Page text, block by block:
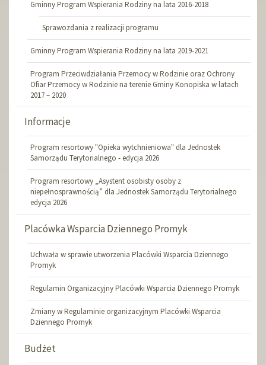
Gminny Program Wspierania Rodziny na lata 2016-2018
Sprawozdania z realizacji programu
Gminny Program Wspierania Rodziny na lata 2019-2021
Program Przeciwdziałania Przemocy w Rodzinie oraz Ochrony
Ofiar Przemocy w Rodzinie na terenie Gminy Konopiska w latach
2017 – 2020
Informacje
Program resortowy "Opieka wytchnieniowa" dla Jednostek
Samorządu Terytorialnego - edycja 2026
Program resortowy „Asystent osobisty osoby z
niepełnosprawnością” dla Jednostek Samorządu Terytorialnego
edycja 2026
Placówka Wsparcia Dziennego Promyk
Uchwała w sprawie utworzenia Placówki Wsparcia Dziennego
Promyk
Regulamin Organizacyjny Placówki Wsparcia Dziennego Promyk
Zmiany w Regulaminie organizacyjnym Placówki Wsparcia
Dziennego Promyk
Budżet